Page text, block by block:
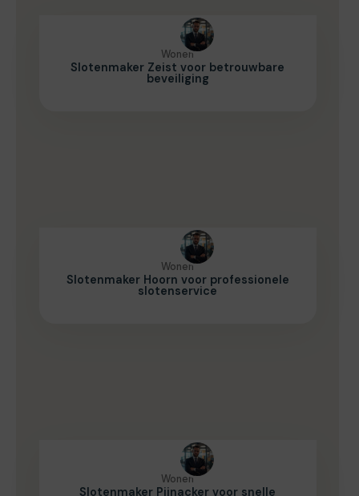
Wonen
Slotenmaker Zeist voor betrouwbare
beveiliging
Wonen
Slotenmaker Hoorn voor professionele
slotenservice
Wonen
Slotenmaker Pijnacker voor snelle